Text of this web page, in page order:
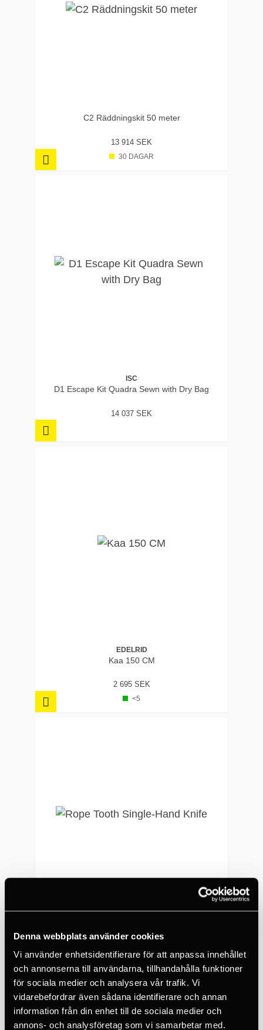
Denna webbplats använder cookies
Vi använder enhetsidentifierare för att anpassa innehållet
och annonserna till användarna, tillhandahålla funktioner
för sociala medier och analysera vår trafik. Vi
vidarebefordrar även sådana identifierare och annan
information från din enhet till de sociala medier och
annons- och analysföretag som vi samarbetar med.
C2 Räddningskit 50 meter
13 914 SEK
30 DAGAR
ISC
D1 Escape Kit Quadra Sewn with Dry Bag
14 037 SEK
EDELRID
Kaa 150 CM
2 695 SEK
<5
Rope Tooth Single-Hand Knife
221 SEK
21 DAGAR